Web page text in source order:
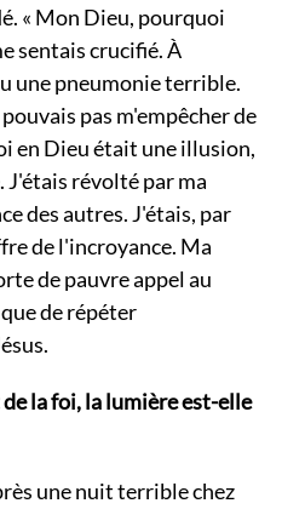
« Mon Dieu, pourquoi
sentais crucifié. À
une pneumonie terrible.
pas m'empêcher de
en Dieu était une illusion,
révolté par ma
des autres. J'étais, par
de l'incroyance. Ma
de pauvre appel au
de répéter
la foi, la lumière est-elle
une nuit terrible chez